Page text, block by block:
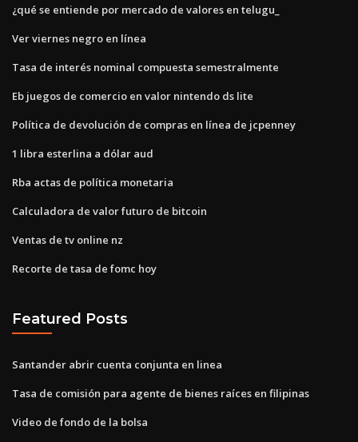
¿qué se entiende por mercado de valores en telugu_
Ver viernes negro en línea
Tasa de interés nominal compuesta semestralmente
Eb juegos de comercio en valor nintendo ds lite
Política de devolución de compras en línea de jcpenney
1 libra esterlina a dólar aud
Rba actas de política monetaria
Calculadora de valor futuro de bitcoin
Ventas de tv online nz
Recorte de tasa de fomc hoy
Featured Posts
Santander abrir cuenta conjunta en linea
Tasa de comisión para agente de bienes raíces en filipinas
Video de fondo de la bolsa